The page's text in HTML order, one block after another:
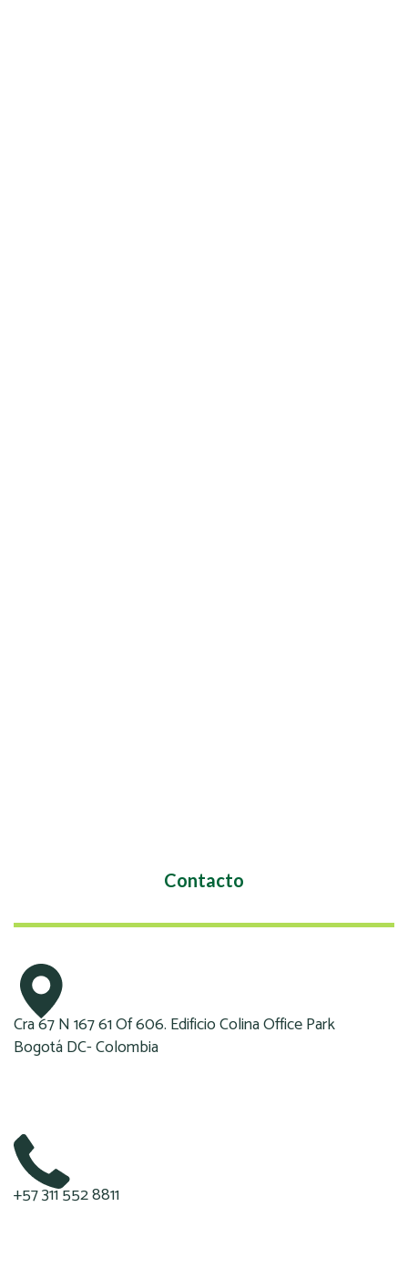
Contacto
Cra 67 N 167 61 Of 606. Edificio Colina Office Park
Bogotá DC- Colombia
+57 311 552 8811